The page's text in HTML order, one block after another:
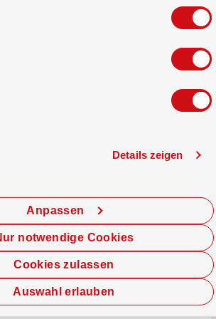
Details zeigen
Cookies zulassen
Anpassen
Auswahl erlauben
notwendige Cookies